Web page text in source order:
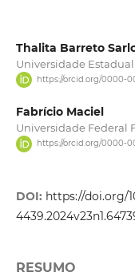
Thalita Barreto
Universidade
https://orcid.org/0000-
Fabrício Maciel
Universidade Federal
https://orcid.org/0000-
DOI: https://doi.org/
RESUMO